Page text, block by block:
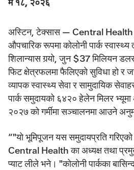
अस्टिन, टेक्सास — Central Health
औपचारिक रूपमा कोलोनी पार्क
शिलान्यास गर्‍यो, जुन $37 मिलियन
फिट क्षेत्रफलमा फैलिएको सुविधा हो र
व्यापक स्वास्थ्य सेवा र सामुदायिक
पार्क समुदायको ६४२० हेलेन मिलर
२०२७ को गर्मीमा सञ्चालनमा आउने
“"यो भूमिपूजन यस समुदायप्रति गरिएको
Central Health का अध्यक्ष तथा
प्याट लीले भने। "कोलोनी पार्कका